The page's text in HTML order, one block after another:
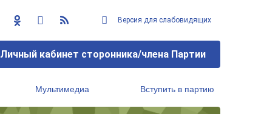
Версия для слабовидящих
Личный кабинет сторонника/члена Партии
Мультимедиа Вступить в партию